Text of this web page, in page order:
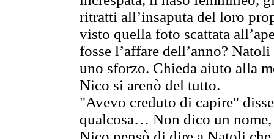
ritratti all’insaputa del loro
visto quella foto scattata
fosse l’affare dell’anno?
uno sforzo. Chieda aiuto alla
Nico si arenò del tutto.
"Avevo creduto di capire"
qualcosa… Non dico un nome,